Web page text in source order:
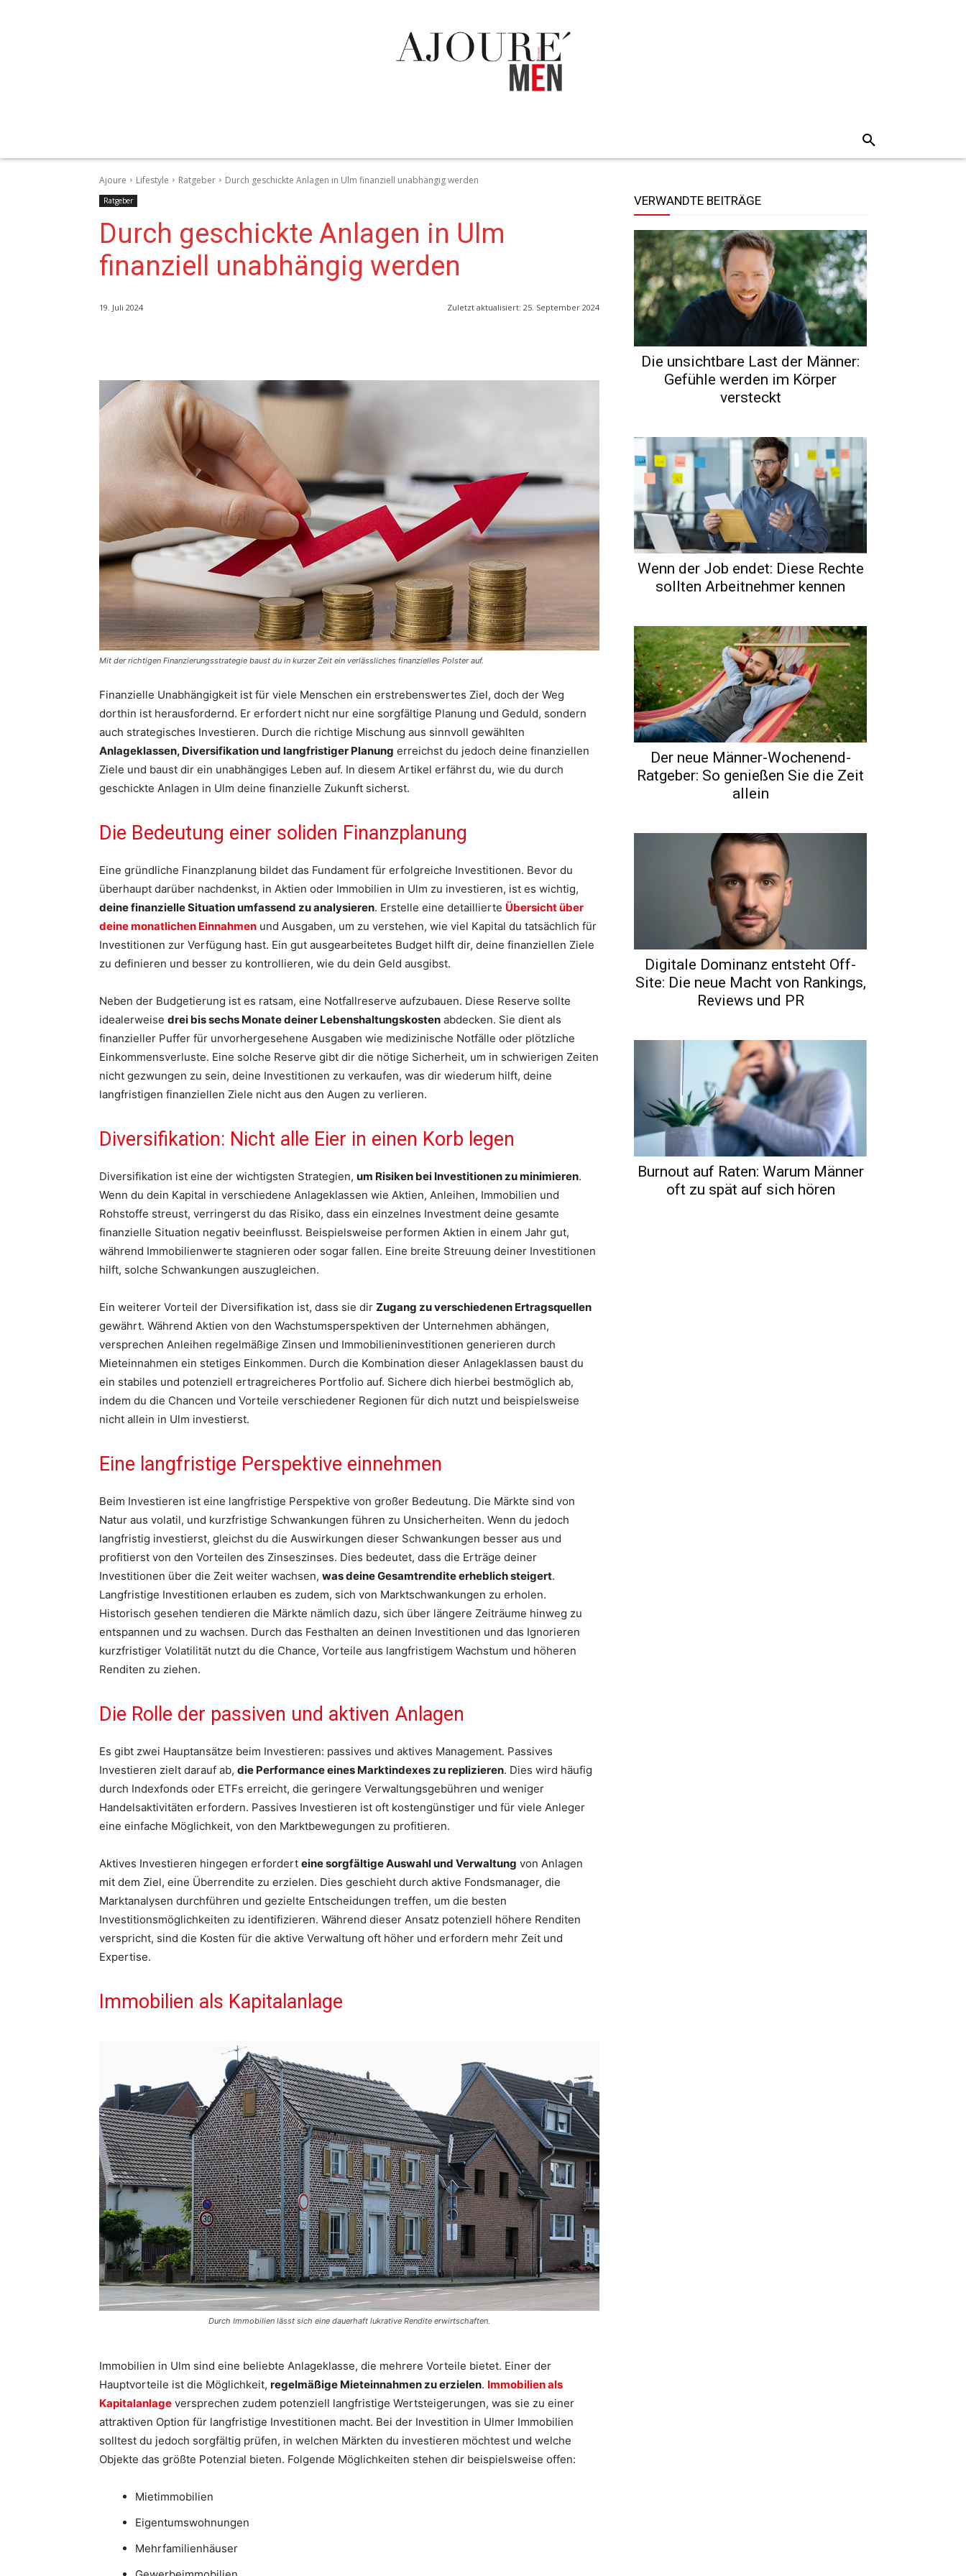
Ajoure Lifestyle Ratgeber Durch geschickte Anlagen in Ulm finanziell unabhängig werden
Ratgeber
Durch geschickte Anlagen in Ulm
finanziell unabhängig werden
19. Juli 2024 Zuletzt aktualisiert: 25. September 2024
Mit der richtigen Finanzierungsstrategie baust du in kurzer Zeit ein verlässliches finanzielles Polster auf.
Finanzielle Unabhängigkeit ist für viele Menschen ein erstrebenswertes Ziel, doch der Weg
dorthin ist herausfordernd. Er erfordert nicht nur eine sorgfältige Planung und Geduld, sondern
auch strategisches Investieren. Durch die richtige Mischung aus sinnvoll gewählten
Anlageklassen, Diversifikation und langfristiger Planung erreichst du jedoch deine finanziellen
Ziele und baust dir ein unabhängiges Leben auf. In diesem Artikel erfährst du, wie du durch
geschickte Anlagen in Ulm deine finanzielle Zukunft sicherst.
Die Bedeutung einer soliden Finanzplanung
Eine gründliche Finanzplanung bildet das Fundament für erfolgreiche Investitionen. Bevor du
überhaupt darüber nachdenkst, in Aktien oder Immobilien in Ulm zu investieren, ist es wichtig,
deine finanzielle Situation umfassend zu analysieren. Erstelle eine detaillierte Übersicht über
deine monatlichen Einnahmen und Ausgaben, um zu verstehen, wie viel Kapital du tatsächlich für
Investitionen zur Verfügung hast. Ein gut ausgearbeitetes Budget hilft dir, deine finanziellen Ziele
zu definieren und besser zu kontrollieren, wie du dein Geld ausgibst.
Neben der Budgetierung ist es ratsam, eine Notfallreserve aufzubauen. Diese Reserve sollte
idealerweise drei bis sechs Monate deiner Lebenshaltungskosten abdecken. Sie dient als
finanzieller Puffer für unvorhergesehene Ausgaben wie medizinische Notfälle oder plötzliche
Einkommensverluste. Eine solche Reserve gibt dir die nötige Sicherheit, um in schwierigen Zeiten
nicht gezwungen zu sein, deine Investitionen zu verkaufen, was dir wiederum hilft, deine
langfristigen finanziellen Ziele nicht aus den Augen zu verlieren.
Diversifikation: Nicht alle Eier in einen Korb legen
Diversifikation ist eine der wichtigsten Strategien, um Risiken bei Investitionen zu minimieren.
Wenn du dein Kapital in verschiedene Anlageklassen wie Aktien, Anleihen, Immobilien und
Rohstoffe streust, verringerst du das Risiko, dass ein einzelnes Investment deine gesamte
finanzielle Situation negativ beeinflusst. Beispielsweise performen Aktien in einem Jahr gut,
während Immobilienwerte stagnieren oder sogar fallen. Eine breite Streuung deiner Investitionen
hilft, solche Schwankungen auszugleichen.
Ein weiterer Vorteil der Diversifikation ist, dass sie dir Zugang zu verschiedenen Ertragsquellen
gewährt. Während Aktien von den Wachstumsperspektiven der Unternehmen abhängen,
versprechen Anleihen regelmäßige Zinsen und Immobilieninvestitionen generieren durch
Mieteinnahmen ein stetiges Einkommen. Durch die Kombination dieser Anlageklassen baust du
ein stabiles und potenziell ertragreicheres Portfolio auf. Sichere dich hierbei bestmöglich ab,
indem du die Chancen und Vorteile verschiedener Regionen für dich nutzt und beispielsweise
nicht allein in Ulm investierst.
Eine langfristige Perspektive einnehmen
Beim Investieren ist eine langfristige Perspektive von großer Bedeutung. Die Märkte sind von
Natur aus volatil, und kurzfristige Schwankungen führen zu Unsicherheiten. Wenn du jedoch
langfristig investierst, gleichst du die Auswirkungen dieser Schwankungen besser aus und
profitierst von den Vorteilen des Zinseszinses. Dies bedeutet, dass die Erträge deiner
Investitionen über die Zeit weiter wachsen, was deine Gesamtrendite erheblich steigert.
Langfristige Investitionen erlauben es zudem, sich von Marktschwankungen zu erholen.
Historisch gesehen tendieren die Märkte nämlich dazu, sich über längere Zeiträume hinweg zu
entspannen und zu wachsen. Durch das Festhalten an deinen Investitionen und das Ignorieren
kurzfristiger Volatilität nutzt du die Chance, Vorteile aus langfristigem Wachstum und höheren
Renditen zu ziehen.
Die Rolle der passiven und aktiven Anlagen
Es gibt zwei Hauptansätze beim Investieren: passives und aktives Management. Passives
Investieren zielt darauf ab, die Performance eines Marktindexes zu replizieren. Dies wird häufig
durch Indexfonds oder ETFs erreicht, die geringere Verwaltungsgebühren und weniger
Handelsaktivitäten erfordern. Passives Investieren ist oft kostengünstiger und für viele Anleger
eine einfache Möglichkeit, von den Marktbewegungen zu profitieren.
Aktives Investieren hingegen erfordert eine sorgfältige Auswahl und Verwaltung von Anlagen
mit dem Ziel, eine Überrendite zu erzielen. Dies geschieht durch aktive Fondsmanager, die
Marktanalysen durchführen und gezielte Entscheidungen treffen, um die besten
Investitionsmöglichkeiten zu identifizieren. Während dieser Ansatz potenziell höhere Renditen
verspricht, sind die Kosten für die aktive Verwaltung oft höher und erfordern mehr Zeit und
Expertise.
Immobilien als Kapitalanlage
Durch Immobilien lässt sich eine dauerhaft lukrative Rendite erwirtschaften.
Immobilien in Ulm sind eine beliebte Anlageklasse, die mehrere Vorteile bietet. Einer der
Hauptvorteile ist die Möglichkeit, regelmäßige Mieteinnahmen zu erzielen. Immobilien als
Kapitalanlage versprechen zudem potenziell langfristige Wertsteigerungen, was sie zu einer
attraktiven Option für langfristige Investitionen macht. Bei der Investition in Ulmer Immobilien
solltest du jedoch sorgfältig prüfen, in welchen Märkten du investieren möchtest und welche
Objekte das größte Potenzial bieten. Folgende Möglichkeiten stehen dir beispielsweise offen:
Mietimmobilien
Eigentumswohnungen
Mehrfamilienhäuser
VERWANDTE BEITRÄGE
Die unsichtbare Last der Männer:
Gefühle werden im Körper
versteckt
Wenn der Job endet: Diese Rechte
sollten Arbeitnehmer kennen
Der neue Männer-Wochenend-
Ratgeber: So genießen Sie die Zeit
allein
Digitale Dominanz entsteht Off-
Site: Die neue Macht von Rankings,
Reviews und PR
Burnout auf Raten: Warum Männer
oft zu spät auf sich hören